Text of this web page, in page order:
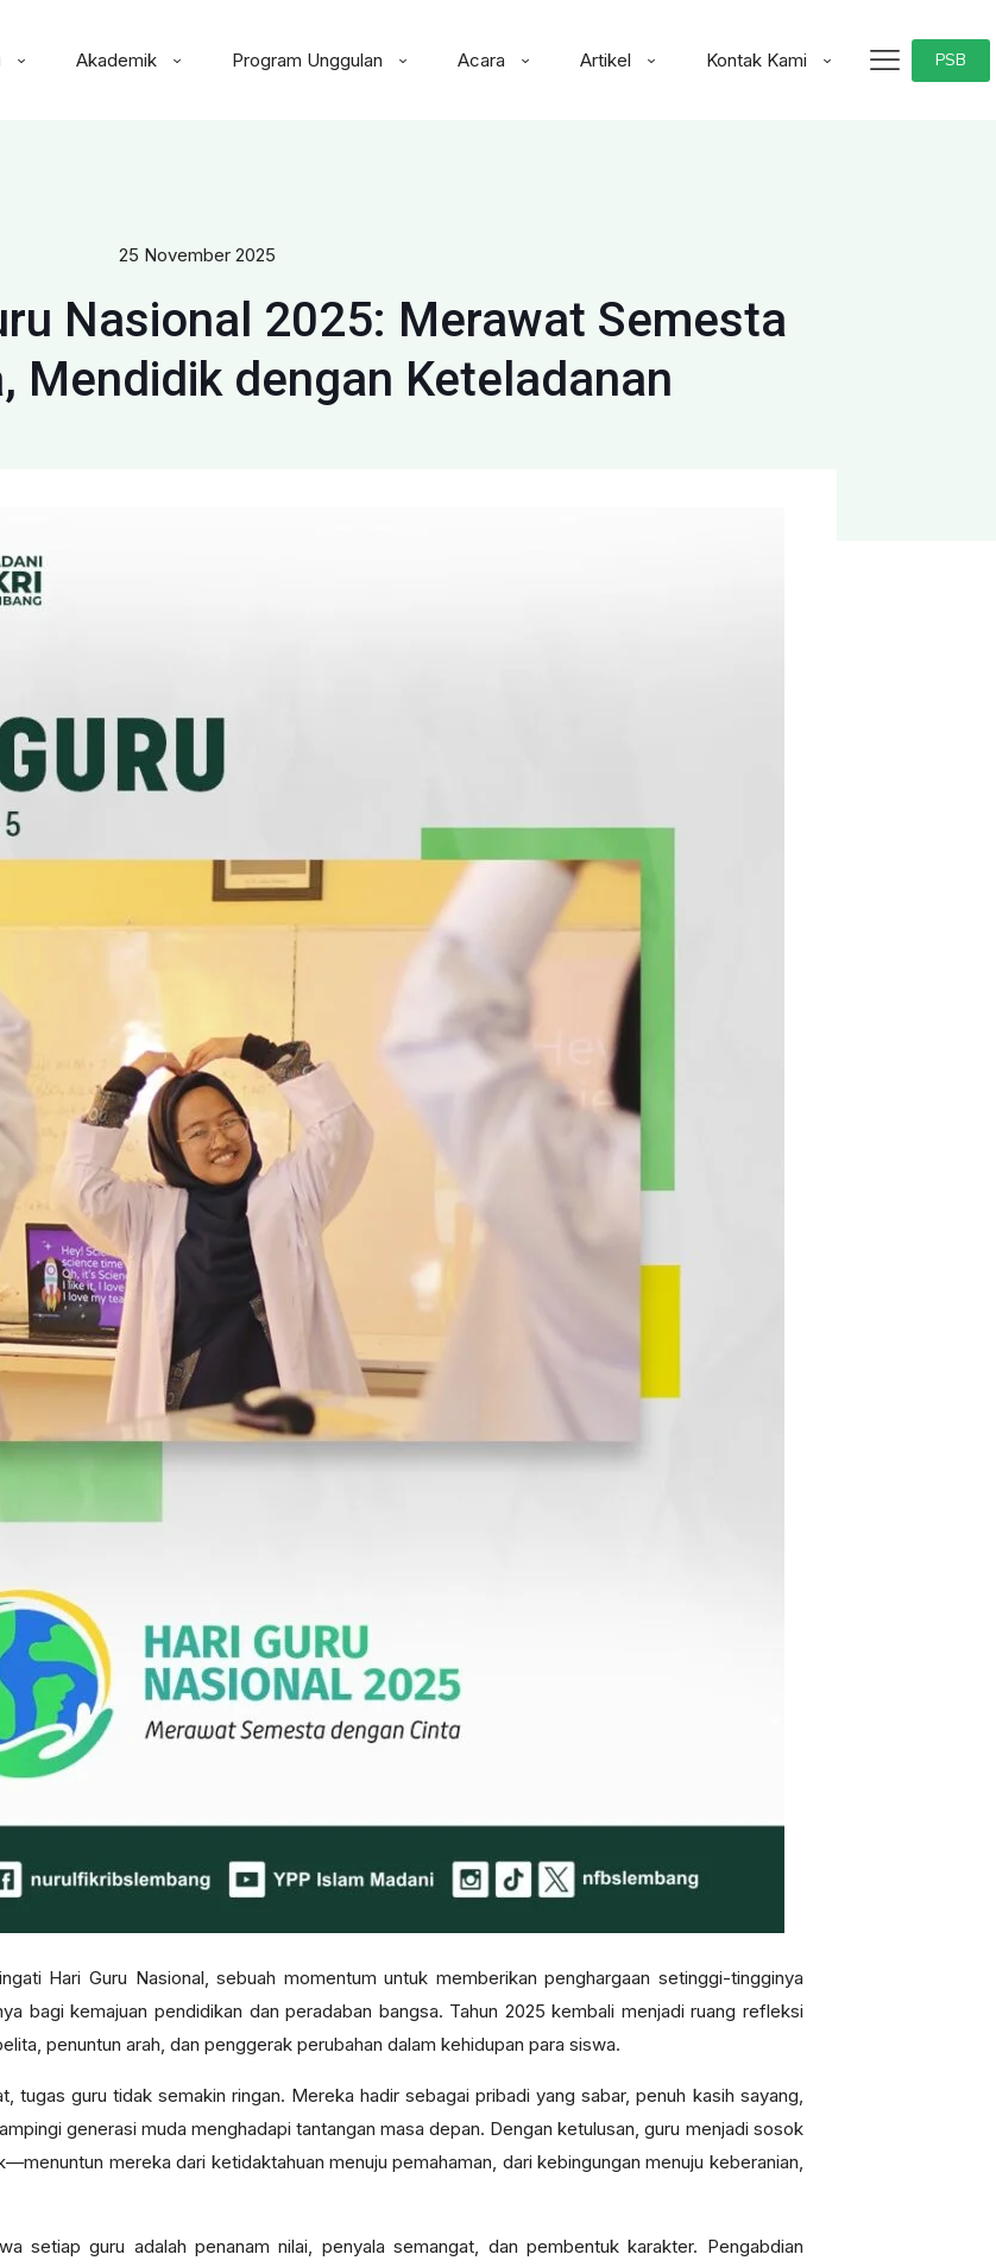
Akademik Program Unggulan Acara Artikel Kontak Kami PSB
25 November 2025
Nasional 2025: Merawat Semesta
Mendidik dengan Keteladanan
Hari Guru Nasional, sebuah momentum untuk memberikan penghargaan setinggi-tingginya
bagi kemajuan pendidikan dan peradaban bangsa. Tahun 2025 kembali menjadi ruang refleksi
penuntun arah, dan penggerak perubahan dalam kehidupan para siswa.
tugas guru tidak semakin ringan. Mereka hadir sebagai pribadi yang sabar, penuh kasih sayang,
generasi muda menghadapi tantangan masa depan. Dengan ketulusan, guru menjadi sosok
mereka dari ketidaktahuan menuju pemahaman, dari kebingungan menuju keberanian,
setiap guru adalah penanam nilai, penyala semangat, dan pembentuk karakter. Pengabdian